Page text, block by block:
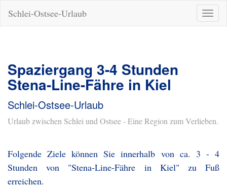
ein-/
Schlei-Ostsee-Urlaub
Spaziergang 3-4 Stunden
Stena-Line-Fähre in Kiel
Schlei-Ostsee-Urlaub
Urlaub zwischen Schlei und Ostsee - Eine Region zum Verlieben.
Folgende Ziele können Sie innerhalb von ca. 3 - 4
Stunden von "Stena-Line-Fähre in Kiel" zu Fuß
erreichen.